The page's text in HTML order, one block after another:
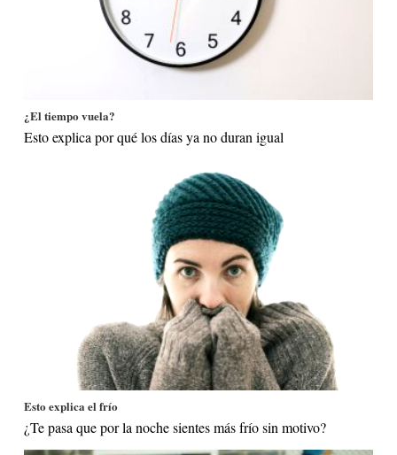
¿El tiempo vuela?
Esto explica por qué los días ya no duran igual
Esto explica el frío
¿Te pasa que por la noche sientes más frío sin motivo?